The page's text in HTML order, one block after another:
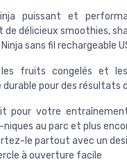
puissant et
délicieux smoothies,
sans fil rechargeable
les fruits congelés et
durable pour des résultats
pour votre
niques au parc et plus
le partout avec un
à ouverture facile